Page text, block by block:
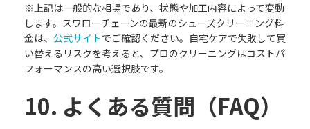
※上記は一般的な相場であり、状態や加工内容によって変動
します。スワローチェーンの最新のシューズクリーニング料
金は、 公式サイトでご確認ください。自宅ケアで失敗して買
い替えるリスクを考えると、プロのクリーニングはコストパ
フォーマンスの高い選択肢です。
10. よくある質問（FAQ）